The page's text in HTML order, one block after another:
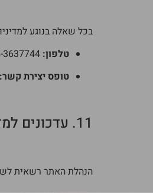
בכל שאלה בנוגע
טלפון:
טופס יצירת קשר:
11. עדכונים למדיניות הפרטיות
הנהלת האתר רשאית